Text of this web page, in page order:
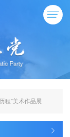
程”美术作品展